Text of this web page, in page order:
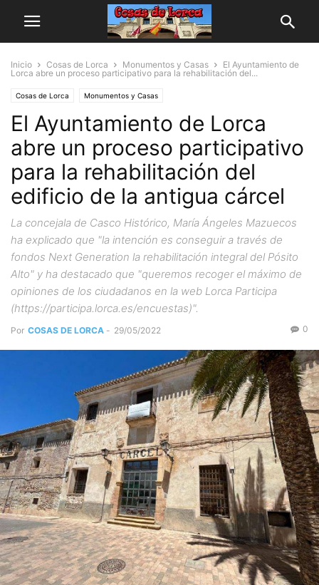
Inicio Cosas de Lorca Monumentos y Casas
El Ayuntamiento de
Lorca abre un proceso participativo para la rehabilitación del...
Cosas de Lorca Monumentos y Casas
El Ayuntamiento de Lorca
abre un proceso participativo
para la rehabilitación del
edificio de la antigua cárcel
La concejala de Casco Histórico, María Ángeles Mazuecos
ha explicado que "la intención es conseguir a través de
fondos Next Generation la rehabilitación integral del Pósito
Alto" y ha destacado que "queremos recoger el máximo de
opiniones de los ciudadanos en la web Lorca Participa
(https://participa.lorca.es/encuestas)".
Por COSAS DE LORCA - 29/05/2022 0